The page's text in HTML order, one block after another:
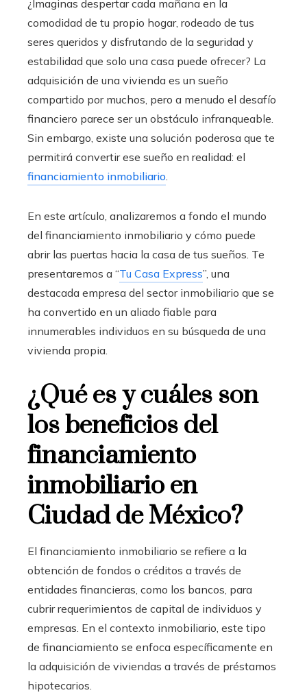
¿Imaginas despertar cada mañana en la
comodidad de tu propio hogar, rodeado de tus
seres queridos y disfrutando de la seguridad y
estabilidad que solo una casa puede ofrecer? La
adquisición de una vivienda es un sueño
compartido por muchos, pero a menudo el desafío
financiero parece ser un obstáculo infranqueable.
Sin embargo, existe una solución poderosa que te
permitirá convertir ese sueño en realidad: el
financiamiento inmobiliario.
En este artículo, analizaremos a fondo el mundo
del financiamiento inmobiliario y cómo puede
abrir las puertas hacia la casa de tus sueños. Te
presentaremos a “Tu Casa Express”, una
destacada empresa del sector inmobiliario que se
ha convertido en un aliado fiable para
innumerables individuos en su búsqueda de una
vivienda propia.
¿Qué es y cuáles son
los beneficios del
financiamiento
inmobiliario en
Ciudad de México?
El financiamiento inmobiliario se refiere a la
obtención de fondos o créditos a través de
entidades financieras, como los bancos, para
cubrir requerimientos de capital de individuos y
empresas. En el contexto inmobiliario, este tipo
de financiamiento se enfoca específicamente en
la adquisición de viviendas a través de préstamos
hipotecarios.